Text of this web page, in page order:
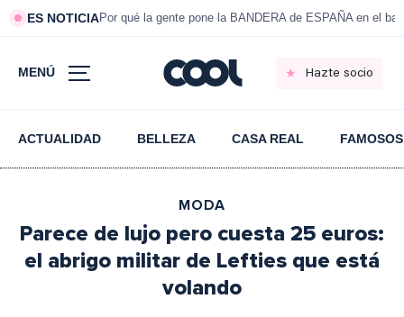
ES NOTICIAPor qué la gente pone la BANDERA de ESPAÑA en el
MENÚ Hazte socio
ACTUALIDAD BELLEZA CASA REAL FAMOSOS
MODA
Parece de lujo pero cuesta 25 euros:
el abrigo militar de Lefties que está
volando